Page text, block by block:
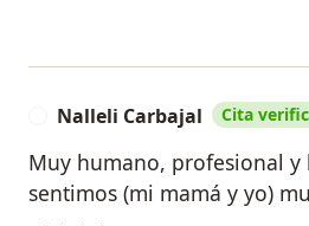
Nalleli Carbajal Cita
Muy humano, profesional y
sentimos (mi mamá y yo)